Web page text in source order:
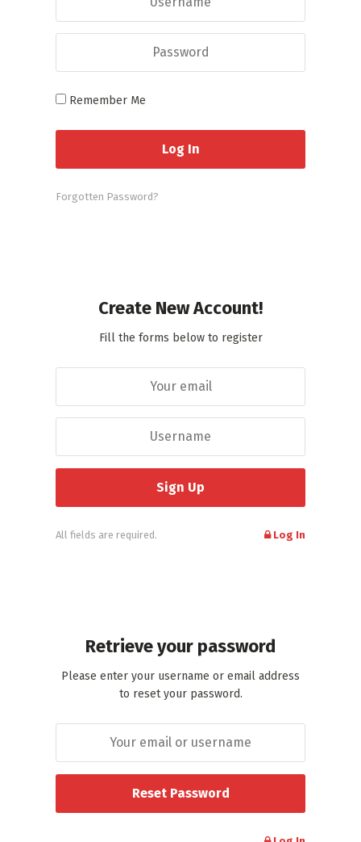
Remember Me
Forgotten Password?
Create New Account!
Fill the forms below to register
All fields are required. Log In
Retrieve your password
Please enter your username or email address
to reset your password.